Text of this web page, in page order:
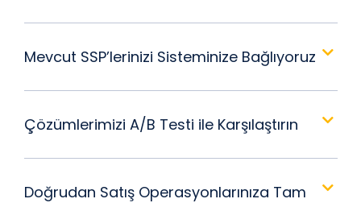
Mevcut SSP’lerinizi Sisteminize Bağlıyoruz
Çözümlerimizi A/B Testi ile Karşılaştırın
Doğrudan Satış Operasyonlarınıza Tam